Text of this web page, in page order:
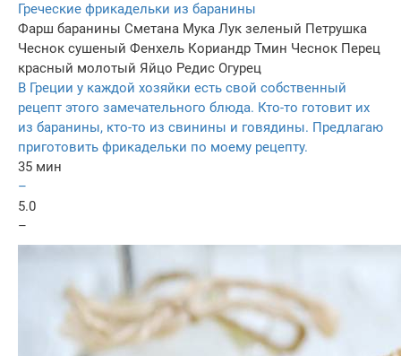
Греческие фрикадельки из баранины
Фарш баранины Сметана Мука Лук зеленый Петрушка
Чеснок сушеный Фенхель Кориандр Тмин Чеснок Перец
красный молотый Яйцо Редис Огурец
В Греции у каждой хозяйки есть свой собственный
рецепт этого замечательного блюда. Кто-то готовит их
из баранины, кто-то из свинины и говядины. Предлагаю
приготовить фрикадельки по моему рецепту.
35 мин
–
5.0
–